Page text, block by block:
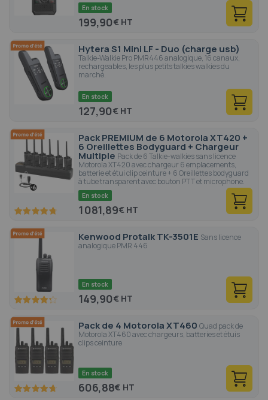
En stock
199,90€
Hytera S1 Mini LF - Duo (charge usb)
Talkie-Walkie Pro PMR446 analogique, 16 canaux,
rechargeables, les plus petits talkies walkies du
marché.
En stock
127,90€
Pack PREMIUM de 6 Motorola XT420 +
6 Oreillettes Bodyguard + Chargeur
Multiple Pack de 6 Talkie-walkies sans licence
Motorola XT420 avec chargeur 6 emplacements,
batterie et étui clip ceinture + 6 Oreillettes bodyguard
à tube transparent avec bouton PTT et microphone.
95 100
En stock
1 081,89€
Kenwood Protalk TK-3501E Sans licence
analogique PMR 446
85 100
En stock
149,90€
Pack de 4 Motorola XT460 Quad pack de
Motorola XT460 avec chargeurs, batteries et étuis
clips ceinture
94.4100
En stock
606,88€